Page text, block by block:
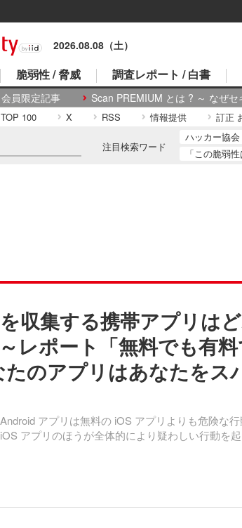
2026.08.08（土）
員限定記事 Scan PREMIUM とは ? ～ なぜ
脆弱性 / 脅威 調査レポート / 白書
TOP 100 X RSS 情報提供 訂正
注目検索ワード
ハッカー協会
「この脆弱
収集する携帯アプリは
レポート「無料でも有
のアプリはあなたをス
アプリは無料の iOS アプリよりも危険な行
アプリのほうが全体的により疑わしい行動を